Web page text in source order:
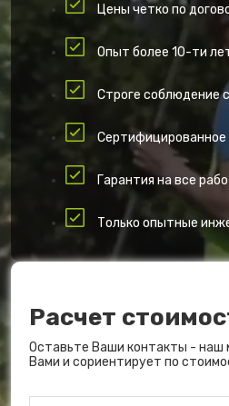
Цены четко по
Опыт более 10-ти
Строге соблюдение
Сертифицированное
Гарантия на все
Только опытные
Расчет
Оставьте Ваши контакты - наш
Вами и сориентирует по